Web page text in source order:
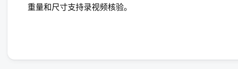
重量和尺寸支持录视频核验。